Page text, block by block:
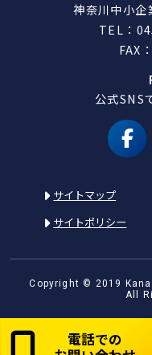
神奈川中小
TEL：
FAX
公式SNS
サイトマップ
サイトポリシー
Copyright © 2019
All
電話での